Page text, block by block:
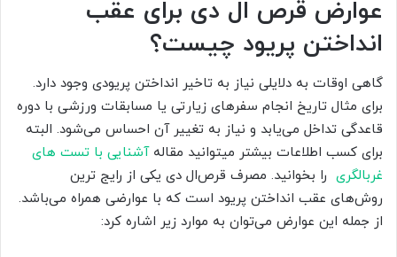
عوارض قرص ال دی برای عقب
انداختن پریود چیست؟
گاهی اوقات به دلایلی نیاز به تاخیر انداختن پریودی وجود دارد.
برای مثال تاریخ انجام سفرهای زیارتی یا مسابقات ورزشی با دوره
قاعدگی تداخل می‌یابد و نیاز به تغییر آن احساس می‌شود. البته
برای کسب اطلاعات بیشتر میتوانید مقالهآشنایی با تست های
غربالگری را بخوانید. مصرف قرص‌ال دی یکی از رایج ترین
روش‌های عقب انداختن پریود است که با عوارضی همراه می‌باشد.
از جمله این عوارض می‌توان به موارد زیر اشاره کرد: